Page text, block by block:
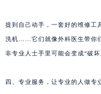
提到自己动手，一套好的维修工
洗机……它们就像外科医生带你
非专业人士手里可能会变成“破坏
四、专业服务，让专业的人做专